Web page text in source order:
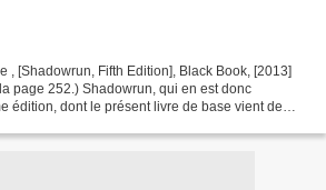
, [Shadowrun, Fifth Edition], Black Book, [2013]
page 252.) Shadowrun, qui en est donc
édition, dont le présent livre de base vient de